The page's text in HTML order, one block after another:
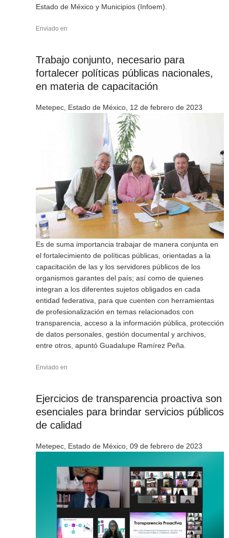
Estado de México y Municipios (Infoem).
Enviado en
Trabajo conjunto, necesario para
fortalecer políticas públicas nacionales,
en materia de capacitación
Metepec, Estado de México, 12 de febrero de 2023
Es de suma importancia trabajar de manera conjunta en
el fortalecimiento de políticas públicas, orientadas a la
capacitación de las y los servidores públicos de los
organismos garantes del país; así como de quienes
integran a los diferentes sujetos obligados en cada
entidad federativa, para que cuenten con herramientas
de profesionalización en temas relacionados con
transparencia, acceso a la información pública, protección
de datos personales, gestión documental y archivos,
entre otros, apuntó Guadalupe Ramírez Peña.
Enviado en
Ejercicios de transparencia proactiva son
esenciales para brindar servicios públicos
de calidad
Metepec, Estado de México, 09 de febrero de 2023